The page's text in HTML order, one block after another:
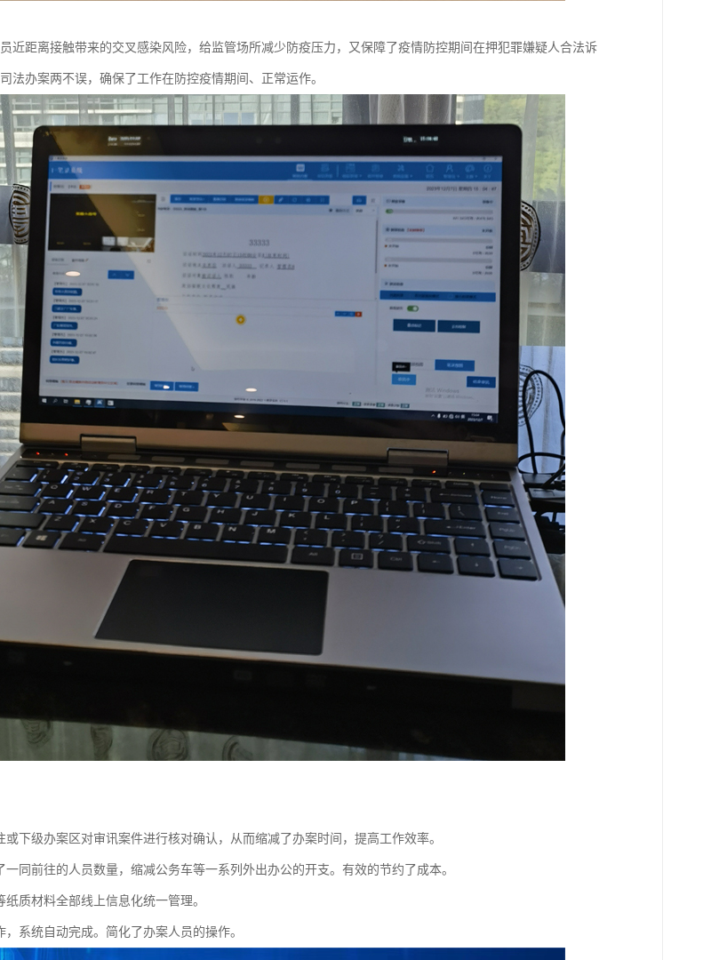
近距离接触带来的交叉感染风险，给监管场所减少防疫压力，又保障了疫情防控期间在押犯罪嫌疑人合法诉
法办案两不误，确保了工作在防控疫情期间、正常运作。
或下级办案区对审讯案件进行核对确认，从而缩减了办案时间，提高工作效率。
同前往的人员数量，缩减公务车等一系列外出办公的开支。有效的节约了成本。
质材料全部线上信息化统一管理。
系统自动完成。简化了办案人员的操作。